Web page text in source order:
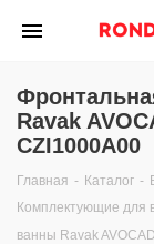
Ravak
CZI1000A00
Главная - Каталог -
Комплектующие для
ванны Ravak